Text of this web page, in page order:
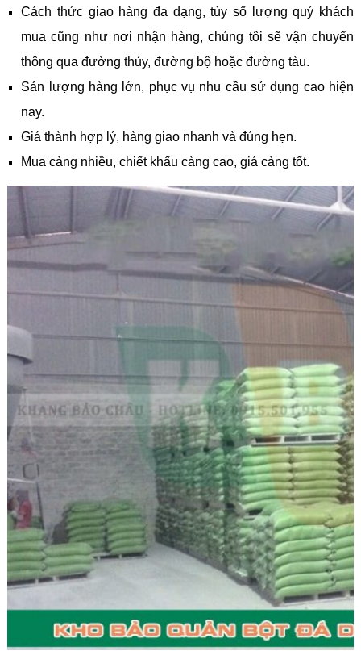
Cách thức giao hàng đa dạng, tùy số lượng quý khách
mua cũng như nơi nhận hàng, chúng tôi sẽ vận chuyển
thông qua đường thủy, đường bộ hoặc đường tàu.
Sản lượng hàng lớn, phục vụ nhu cầu sử dụng cao hiện
nay.
Giá thành hợp lý, hàng giao nhanh và đúng hẹn.
Mua càng nhiều, chiết khấu càng cao, giá càng tốt.